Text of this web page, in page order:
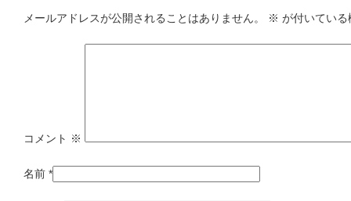
メールアドレスが公開されることはありません。 ※ が付いてい
コメント ※
名前 *